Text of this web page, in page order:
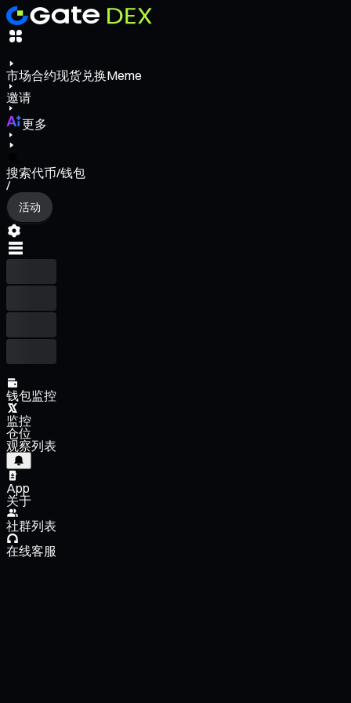
市场合约现货兑换Meme
邀请
更多
搜索代币/钱包
/
活动
钱包监控
监控
仓位
观察列表
App
关于
社群列表
在线客服